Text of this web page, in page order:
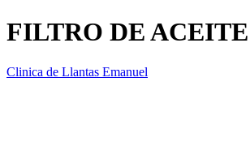
FILTRO DE
Clinica de Llantas Emanuel